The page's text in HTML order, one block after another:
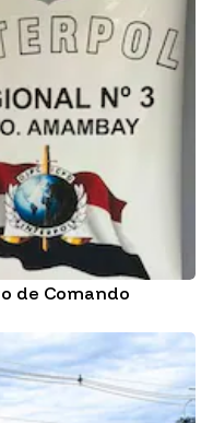
de Comando